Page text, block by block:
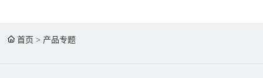
首页 > 产品专题